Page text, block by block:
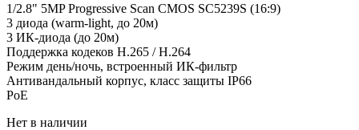
1/2.8" 5MP Progressive Scan CMOS SC5239S (16:9)
3 диода (warm-light, до 20м)
3 ИК-диодa (до 20м)
Поддержка кодеков H.265 / H.264
Режим день/ночь, встроенный ИК-фильтр
Антивандальный корпус, класс защиты IР66
PoE
Нет в наличии